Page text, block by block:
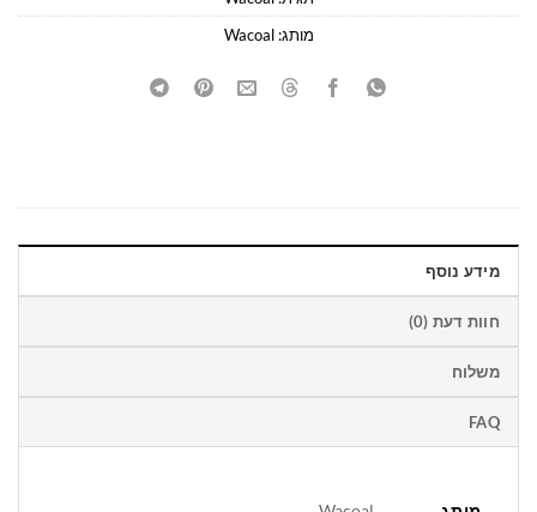
מותג:Wacoal
מידע נוסף
חוות דעת (0)
משלוח
FAQ